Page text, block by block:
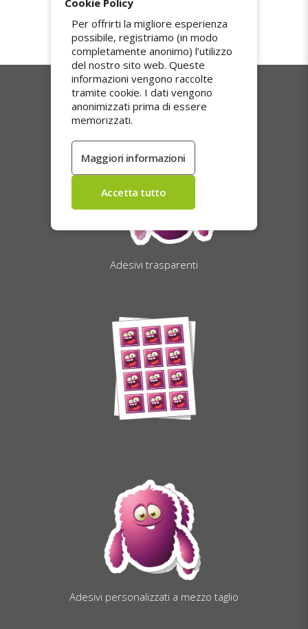
entro 5 giorni lavorativi. Colli tracciati e
consegnati a mano con firma, per una
ricezione sicura e impeccabile.
I nostri più venduti
Adesivi trasparenti
Adesivi personalizzati a mezzo taglio
Cookie Policy
Per offrirti la migliore esperienza
possibile, registriamo (in modo
completamente anonimo) l’utilizzo
del nostro sito web. Queste
informazioni vengono raccolte
tramite cookie. I dati vengono
anonimizzati prima di essere
memorizzati.